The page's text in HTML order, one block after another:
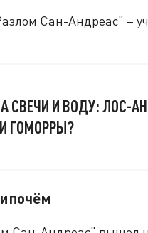
Сан-Андреас" –
СВЕЧИ И ВОДУ: ЛОС-
ГОМОРРЫ?